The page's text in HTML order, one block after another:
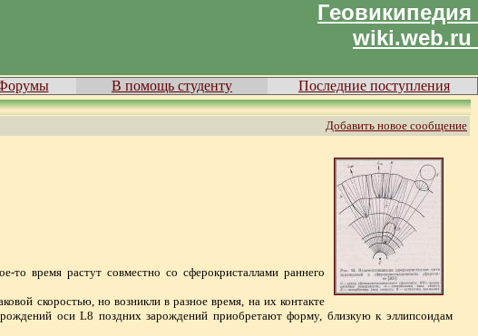
Геовикипедия
wiki.web.ru
В помощь студенту Последние поступления
Добавить новое сообщение
то время растут совместно со сферокристаллами раннего
скоростью, но возникли в разное время, на их контакте
оси L8 поздних зарождений приобретают форму, близкую к эллипсоидам